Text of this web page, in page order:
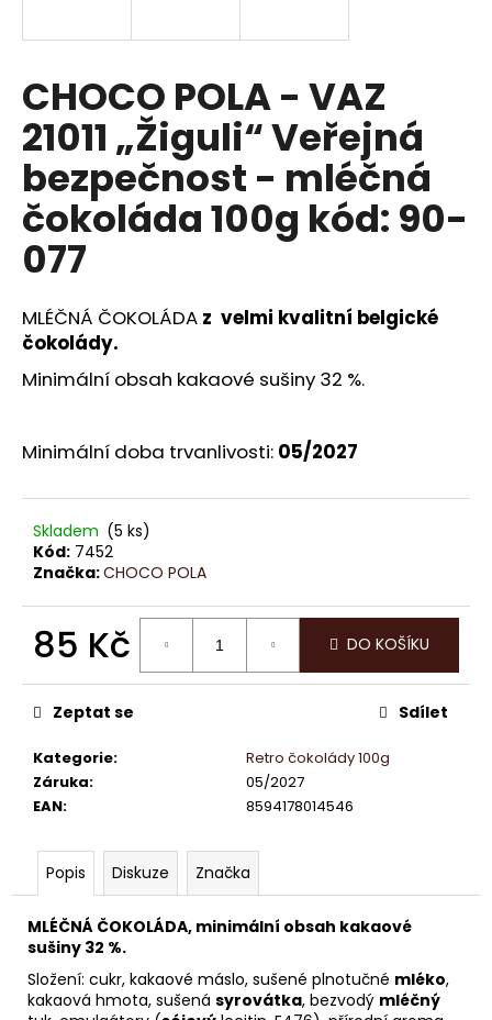
CHOCO POLA - VAZ
21011 „Žiguli“ Veřejná
bezpečnost - mléčná
čokoláda 100g kód: 90-
077
MLÉČNÁ ČOKOLÁDA z velmi kvalitní belgické
čokolády.
Minimální obsah kakaové sušiny 32 %.
Minimální doba trvanlivosti: 05/2027
Skladem (5 ks)
Kód: 7452
Značka:CHOCO POLA
85 Kč
cena:
DO KOŠÍKU
Kategorie:
Retro čokolády 100g
Záruka:
05/2027
EAN: 8594178014546
Zeptat se Sdílet
Popis Diskuze Značka
MLÉČNÁ ČOKOLÁDA, minimální obsah kakaové
sušiny 32 %.
Složení: cukr, kakaové máslo, sušené plnotučné mléko,
kakaová hmota, sušená syrovátka, bezvodý mléčný
í
t
?
D
o
r
č
u
e
e
ČOKOLÁDKY
EXCELLENCE
KAKAA
5,5
G